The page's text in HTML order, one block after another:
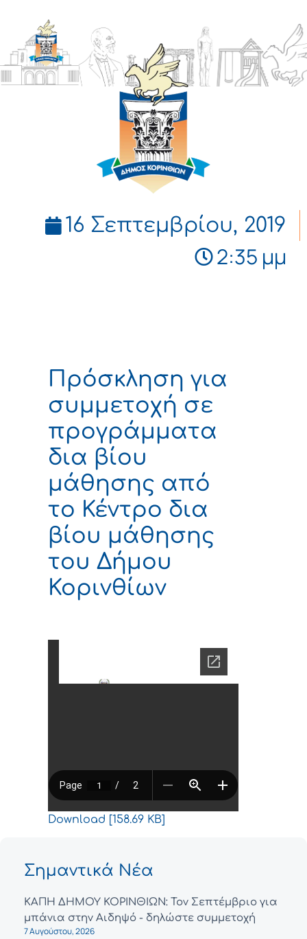
ΔΗΜΟΣ
ΚΟΡΙΝΘΙΩΝ
16 Σεπτεμβρίου, 2019
2:35 μμ
Πρόσκληση για
συμμετοχή σε
προγράμματα
δια βίου
μάθησης από
το Κέντρο δια
βίου μάθησης
του Δήμου
Κορινθίων
Download [158.69 KB]
Σημαντικά Νέα
ΚΑΠΗ ΔΗΜΟΥ ΚΟΡΙΝΘΙΩΝ: Τον Σεπτέμβριο για
μπάνια στην Αιδηψό - δηλώστε συμμετοχή
7 Αυγούστου, 2026